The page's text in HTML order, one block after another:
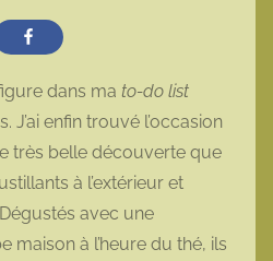
dans ma to-do list
J’ai enfin trouvé l’occasion
très belle découverte que
à l’extérieur et
avec une
maison à l’heure du thé, ils